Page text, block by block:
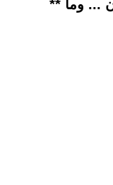
** لِماذا رسول ألإسلام وأتباعه هالكون ... وما